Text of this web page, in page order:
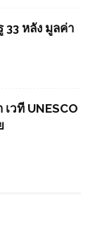
หลัง มูลค่า
วที UNESCO